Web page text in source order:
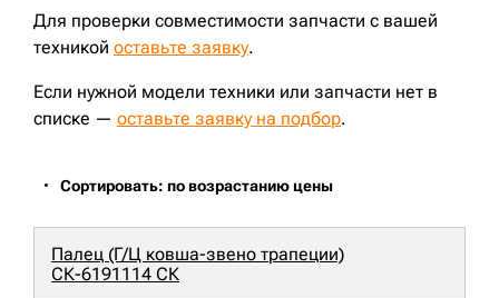
Для проверки совместимости запчасти с вашей
техникой оставьте заявку.
Если нужной модели техники или запчасти нет в
списке — оставьте заявку на подбор.
Сортировать: по возрастанию цены
Палец (Г/Ц ковша-звено трапеции)
СК-6191114 СК